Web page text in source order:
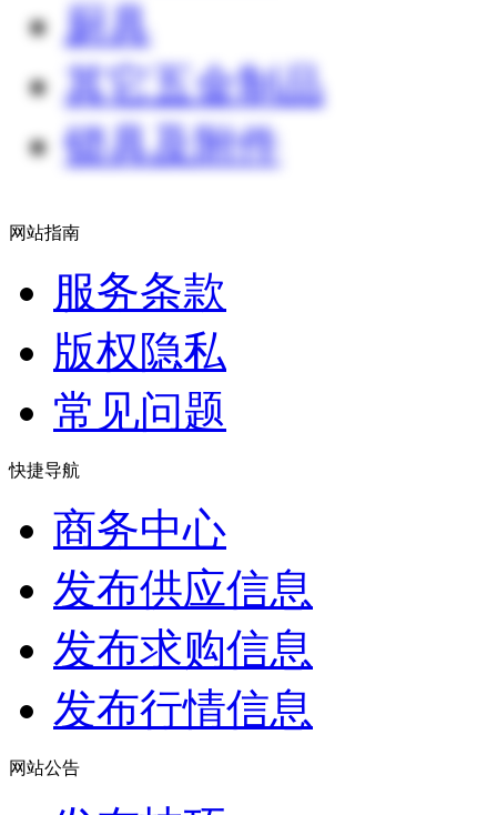
厨具
其它五金制品
锁具及附件
网站指南
服务条款
版权隐私
常见问题
快捷导航
商务中心
发布供应信息
发布求购信息
发布行情信息
网站公告